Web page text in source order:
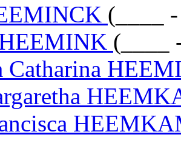
(____
(____
Catharina